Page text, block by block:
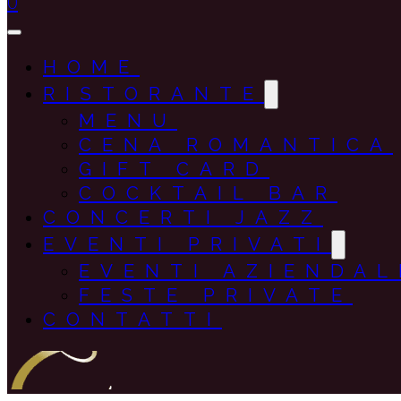
HOME
RISTORANTE
MENU
CENA ROMANTICA
GIFT CARD
COCKTAIL BAR
CONCERTI JAZZ
EVENTI PRIVATI
EVENTI
FESTE PRIVATE
CONTATTI